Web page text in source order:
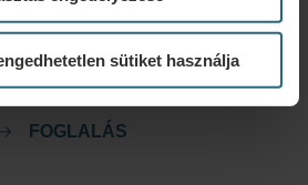
sütiket használja
itt. Ha szeretne csatlakozni
kedvezményekért, előnyökért, vagy
kapni az összes hírről, kattintson ide.
FOGLALÁS